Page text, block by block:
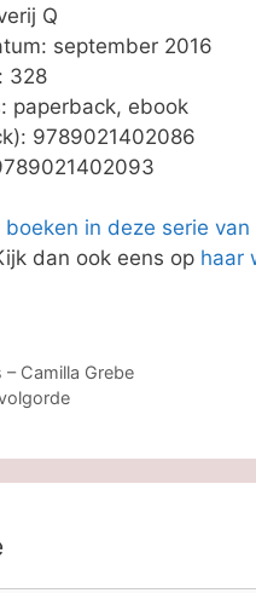
Q
september 2016
328
paperback, ebook
9789021402086
in deze serie
dan ook eens op haar
Camilla Grebe